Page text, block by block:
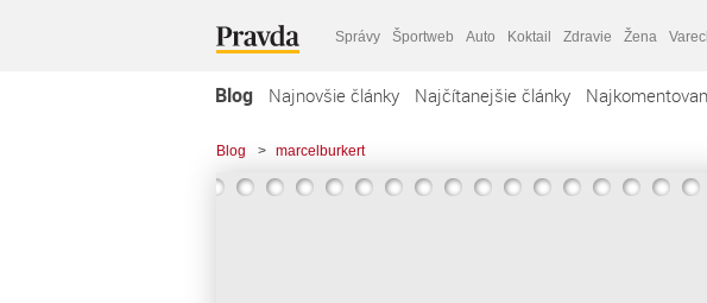
Správy Športweb Auto Koktail Zdravie Žena
Blog Najnovšie články Najčítanejšie články
Blog > marcelburkert